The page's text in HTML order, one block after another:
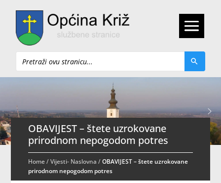
Pretraži
OBAVIJEST – štete uzrokovane
prirodnom nepogodom potres
Home/Vijesti- Naslovna /OBAVIJEST – štete uzrokovane
prirodnom nepogodom potres